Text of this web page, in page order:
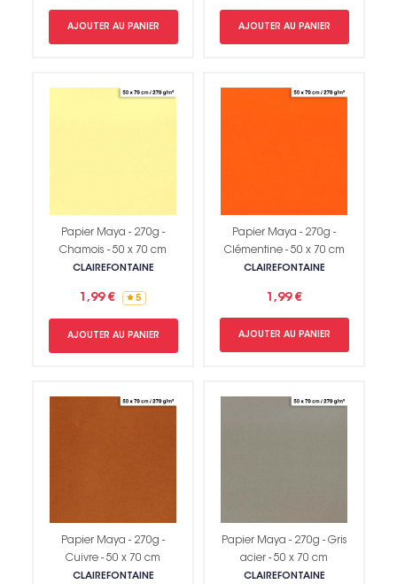
AJOUTER AU PANIER AJOUTER AU PANIER
Papier Maya - 270g -
Chamois - 50 x 70 cm
CLAIREFONTAINE
1,99 € 5
AJOUTER AU PANIER
Papier Maya - 270g -
Clémentine - 50 x 70 cm
CLAIREFONTAINE
1,99 €
AJOUTER AU PANIER
Papier Maya - 270g -
Cuivre - 50 x 70 cm
CLAIREFONTAINE
Papier Maya - 270g - Gris
acier - 50 x 70 cm
CLAIREFONTAINE